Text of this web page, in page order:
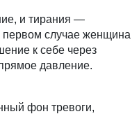
и тирания —
случае женщина
к себе через
давление.
фон тревоги,